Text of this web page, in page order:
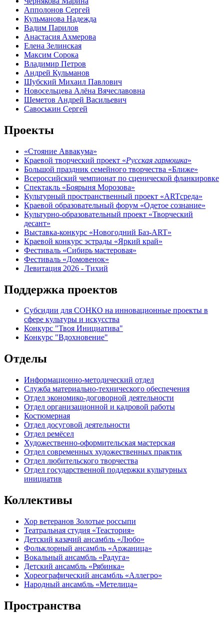
Апполонов Сергей
Кульманова Надежда
Вадим Парилов
Анастасия Ахмерова
Елена Зелинская
Максим Сорока
Владимир Петров
Андрей Кульманов
Шубский Михаил Павлович
Новосельцева Алёна Вячеславовна
Шеметов Андрей Васильевич
Савоськин Сергей
Проекты
«Стояние Аввакума»
Краевой творческий проект «Русская гармошка»
Большой праздник семейного творчества «Ближе»
Всероссийский чемпионат по сценической фланкировке
Спектакль «Боярыня Морозова»
Культурный пространственный проект «ARTсреда»
Краевой образовательный форум «Одетое сознание»
Культурно-образовательный проект «Творческий
десант»
Выставка-конкурс «Новогодний Баз-ART»
Краевой конкурс эстрады «Яркий край»
Фестиваль «Сибирь мастеровая»
Фестиваль «Домовенок»
Левитация 2026 - Тихий
Поддержка проектов
Субсидии для СОНКО на инновационные проекты в
сфере культуры и искусства
Конкурс "Твоя Инициатива"
Конкурс "Вдохновение"
Отделы
Информационно-методический отдел
Служба материально-технического обеспечения
Отдел экономико-договорной деятельности
Отдел организационной и кадровой работы
Костюмерная
Отдел досуговой деятельности
Отдел ремёсел
Художественно-оформительская мастерская
Отдел современных художественных практик
Отдел любительского творчества
Отдел государственной поддержки культурных
инициатив
Коллективы
Хор ветеранов Золотые россыпи
Театральная студия «Теастория»
Детский казачий ансамбль «Любо»
Фольклорный ансамбль «Аржаница»
Вокальный ансамбль «Радуга»
Детский ансамбль «Рябинка»
Хореографический ансамбль «Аллегро»
Народный ансамбль «Метелица»
Пространства